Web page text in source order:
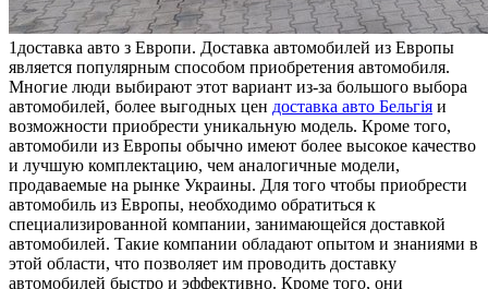
1дoстaвкa aвтo з Eврoпи. Доставка автомобилей из Европы
является популярным способом приобретения автомобиля.
Многие люди выбирают этот вариант из-за большого выбора
автомобилей, более выгодных цен доставка авто Бельгiя и
возможности приобрести уникальную модель. Кроме того,
автомобили из Европы обычно имеют более высокое качество
и лучшую комплектацию, чем аналогичные модели,
продаваемые на рынке Украины. Для того чтобы приобрести
автомобиль из Европы, необходимо обратиться к
специализированной компании, занимающейся доставкой
автомобилей. Такие компании обладают опытом и знаниями в
этой области, что позволяет им проводить доставку
автомобилей быстро и эффективно. Кроме того, они